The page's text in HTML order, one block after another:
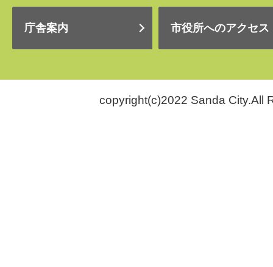
庁舎案内 市役所へのアクセス
copyright(c)2022 Sanda City.All